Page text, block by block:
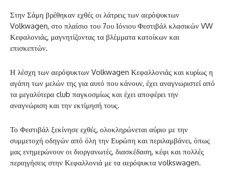
Στην Σάμη βρέθηκαν εχθές οι λάτρεις των αερόψυκτων
Volkwagen, στο πλαίσιο του 7ου Ιόνιου Φεστιβάλ κλασικών VW
Κεφαλονιάς, μαγνητίζοντας τα βλέμματα κατοίκων και
επισκεπτών.
Η λέσχη των αερόψυκτων Volkwagen Κεφαλλονιάς και κυρίως η
αγάπη των μελών της για αυτό που κάνουν, έχει αναγνωριστεί από
τα μεγαλύτερα club παγκοσμίως και έχει αποφέρει την
αναγνώριση και την εκτίμησή τους.
Το Φεστιβάλ ξεκίνησε εχθές, ολοκληρώνεται αύριο με την
συμμετοχή οδηγών από όλη την Ευρώπη και περιλαμβάνει, όπως
μας ενημερώνουν οι διοργανωτές, διασκέδαση, κέφι και πολλές
περιηγήσεις στην Κεφαλλονιά με τα αερόψυκτα volkswagen.